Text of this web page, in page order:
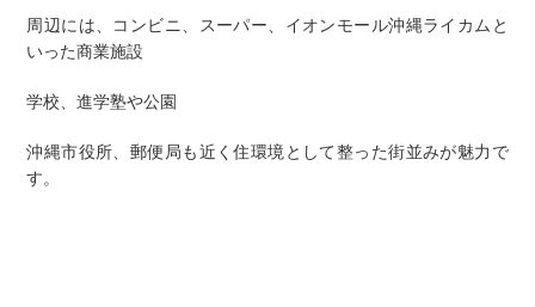
周辺には、コンビニ、スーパー、イオンモール沖縄ライカムと
いった商業施設
学校、進学塾や公園
沖縄市役所、郵便局も近く住環境として整った街並みが魅力で
す。